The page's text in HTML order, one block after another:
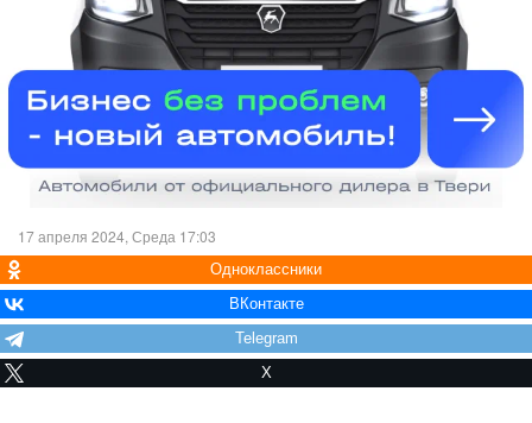
17 апреля 2024, Среда 17:03
Одноклассники
ВКонтакте
Telegram
X